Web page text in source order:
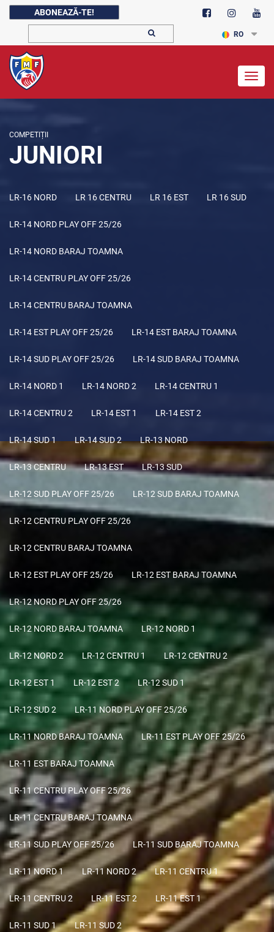
ABONEAZĂ-TE!
RO
COMPETIȚII
JUNIORI
LR-16 NORD LR 16 CENTRU LR 16 EST LR 16 SUD
LR-14 NORD PLAY OFF 25/26
LR-14 NORD BARAJ TOAMNA
LR-14 CENTRU PLAY OFF 25/26
LR-14 CENTRU BARAJ TOAMNA
LR-14 EST PLAY OFF 25/26 LR-14 EST BARAJ TOAMNA
LR-14 SUD PLAY OFF 25/26 LR-14 SUD BARAJ TOAMNA
LR-14 NORD 1 LR-14 NORD 2 LR-14 CENTRU 1
LR-14 CENTRU 2 LR-14 EST 1 LR-14 EST 2
LR-14 SUD 1 LR-14 SUD 2 LR-13 NORD
LR-13 CENTRU LR-13 EST LR-13 SUD
LR-12 SUD PLAY OFF 25/26 LR-12 SUD BARAJ TOAMNA
LR-12 CENTRU PLAY OFF 25/26
LR-12 CENTRU BARAJ TOAMNA
LR-12 EST PLAY OFF 25/26 LR-12 EST BARAJ TOAMNA
LR-12 NORD PLAY OFF 25/26
LR-12 NORD BARAJ TOAMNA LR-12 NORD 1
LR-12 NORD 2 LR-12 CENTRU 1 LR-12 CENTRU 2
LR-12 EST 1 LR-12 EST 2 LR-12 SUD 1
LR-12 SUD 2 LR-11 NORD PLAY OFF 25/26
LR-11 NORD BARAJ TOAMNA LR-11 EST PLAY OFF 25/26
LR-11 EST BARAJ TOAMNA
LR-11 CENTRU PLAY OFF 25/26
LR-11 CENTRU BARAJ TOAMNA
LR-11 SUD PLAY OFF 25/26 LR-11 SUD BARAJ TOAMNA
LR-11 NORD 1 LR-11 NORD 2 LR-11 CENTRU 1
LR-11 CENTRU 2 LR-11 EST 2 LR-11 EST 1
LR-11 SUD 1 LR-11 SUD 2